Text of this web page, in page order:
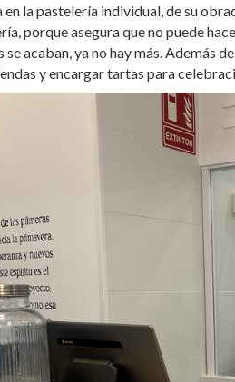
la pastelería individual, de su
porque asegura que no puede
se acaban, ya no hay más. Además
y encargar tartas para